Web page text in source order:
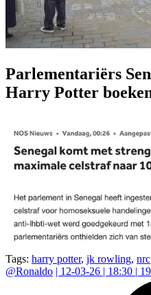
Parlementariërs
Harry Potter
Tags: harry potter, jk rowling, nrc
@Ronaldo | 12-03-26 | 18:30 |